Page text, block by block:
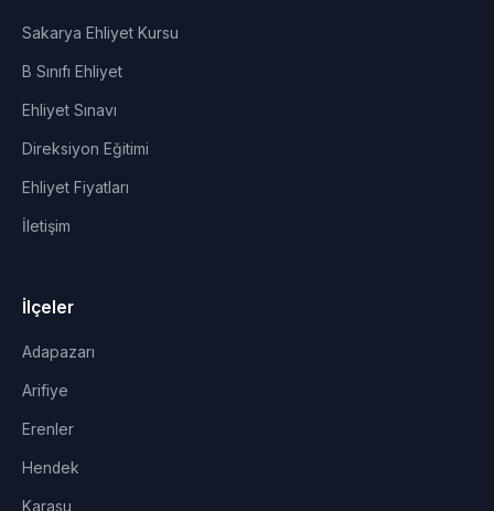
Sakarya Ehliyet Kursu
B Sınıfı Ehliyet
Ehliyet Sınavı
Direksiyon Eğitimi
Ehliyet Fiyatları
İletişim
İlçeler
Adapazarı
Arifiye
Erenler
Hendek
Karasu